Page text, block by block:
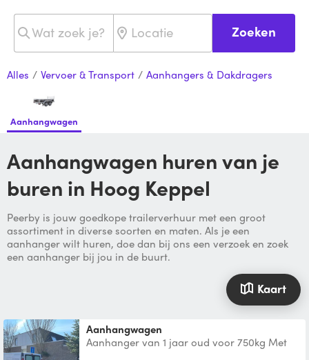
Zoeken
Alles / Vervoer & Transport / Aanhangers & Dakdragers
Aanhangwagen
Aanhangwagen huren van je
buren in Hoog Keppel
Peerby is jouw goedkope trailerverhuur met een groot
assortiment in diverse soorten en maten. Als je een
aanhanger wilt huren, doe dan bij ons een verzoek en zoek
een aanhanger bij jou in de buurt.
Kaart
Aanhangwagen
Aanhanger van 1 jaar oud voor 750kg Met